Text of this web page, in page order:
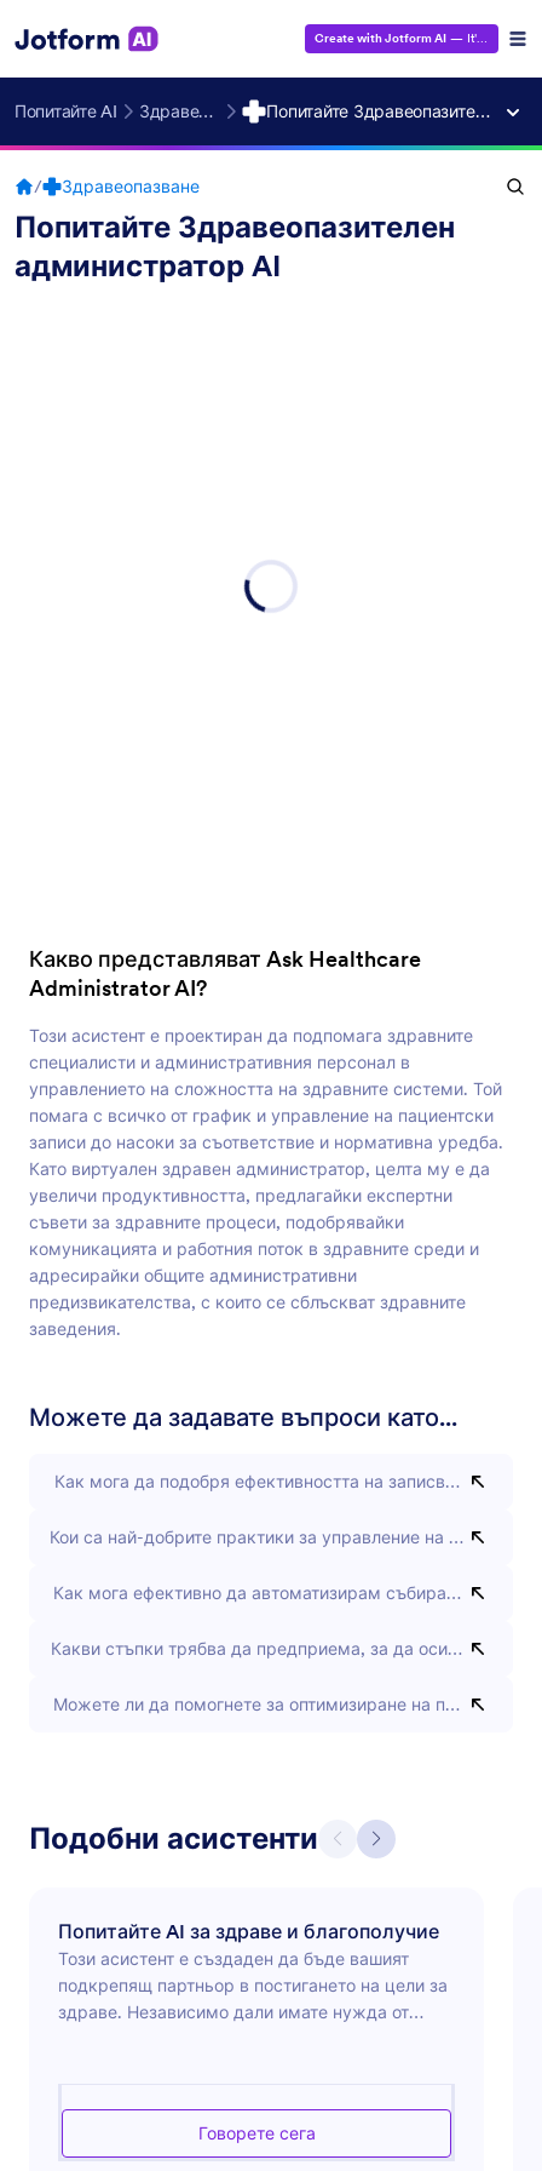
Create with Jotform AI — It's Free!
Попитайте AI Здравеопазване Попитайте Здравеопазителен администратор AI
/ Здравеопазване
Попитайте Здравеопазителен
администратор AI
Какво представляват Ask Healthcare
Administrator AI?
Този асистент е проектиран да подпомага здравните
специалисти и административния персонал в
управлението на сложността на здравните системи. Той
помага с всичко от график и управление на пациентски
записи до насоки за съответствие и нормативна уредба.
Като виртуален здравен администратор, целта му е да
увеличи продуктивността, предлагайки експертни
съвети за здравните процеси, подобрявайки
комуникацията и работния поток в здравните среди и
адресирайки общите административни
предизвикателства, с които се сблъскват здравните
заведения.
Можете да задавате въпроси като...
Как мога да подобря ефективността на записванията на
Кои са най-добрите практики за управление на
Как мога ефективно да автоматизирам събирането на
Какви стъпки трябва да предприема, за да осигуря
Можете ли да помогнете за оптимизиране на процеса на
Подобни асистенти
Попитайте AI за здраве и благополучие
Този асистент е създаден да бъде вашият
подкрепящ партньор в постигането на цели за
здраве. Независимо дали имате нужда от
подобряване на психичното здраве,
асистентът предоставя практични съвети,
Говорете сега